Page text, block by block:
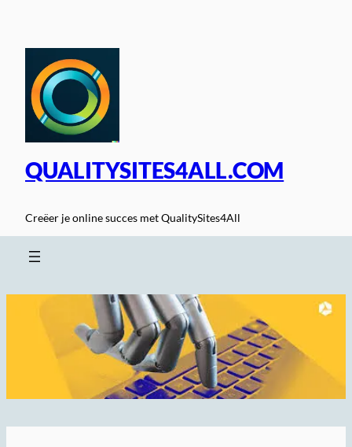
inhoud
QUALITYSITES4ALL.COM
Creëer je online succes met QualitySites4All